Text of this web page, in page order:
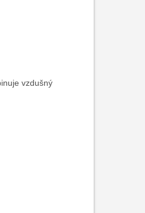
vzdušný